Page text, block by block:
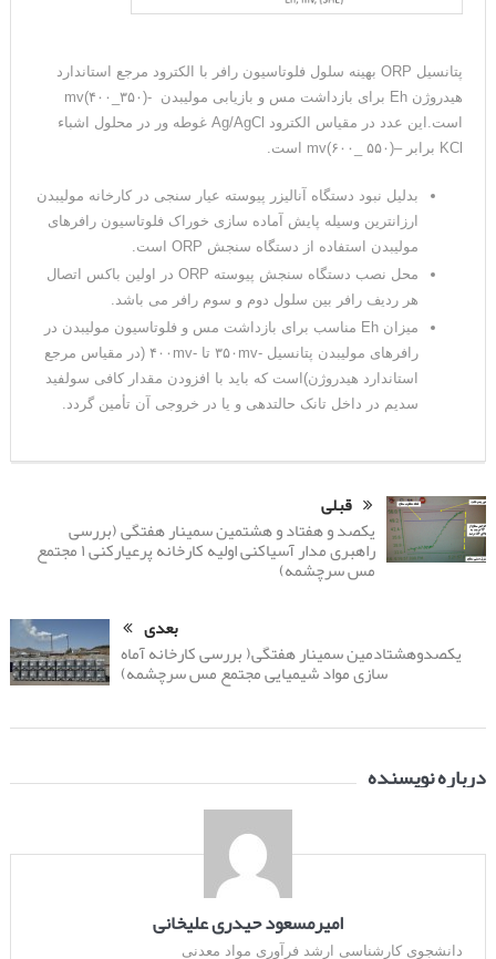
پتانسیل ORP بهینه سلول فلوتاسیون رافر با الکترود مرجع استاندارد
هیدروژن Eh برای بازداشت مس و بازیابی مولیبدن -(۳۵۰_۴۰۰)mv
است.این عدد در مقیاس الکترود Ag/AgCl غوطه ور در محلول اشباء
KCl برابر –(۵۵۰ _۶۰۰)mv است.
بدلیل نبود دستگاه آنالیزر پیوسته عیار سنجی در کارخانه مولیبدن
ارزانترین وسیله پایش آماده سازی خوراک فلوتاسیون رافرهای
مولیبدن استفاده از دستگاه سنجش ORP است.
محل نصب دستگاه سنجش پیوسته ORP در اولین باکس اتصال
هر ردیف رافر بین سلول دوم و سوم رافر می باشد.
میزان Eh مناسب برای بازداشت مس و فلوتاسیون مولیبدن در
رافرهای مولیبدن پتانسیل -۳۵۰mv تا -۴۰۰mv (در مقیاس مرجع
استاندارد هیدروژن)است که باید با افزودن مقدار کافی سولفید
سدیم در داخل تانک حالتدهی و یا در خروجی آن تأمین گردد.
قبلی
یکصد و هفتاد و هشتمین سمینار هفتگی (بررسی
راهبری مدار آسیاکنی اولیه کارخانه پرعیارکنی ۱ مجتمع
مس سرچشمه)
بعدی
یکصدوهشتادمین سمینار هفتگی( بررسی کارخانه آماه
سازی مواد شیمیایی مجتمع مس سرچشمه)
درباره نویسنده
امیرمسعود حیدری علیخانی
دانشجوی کارشناسی ارشد فرآوری مواد معدنی